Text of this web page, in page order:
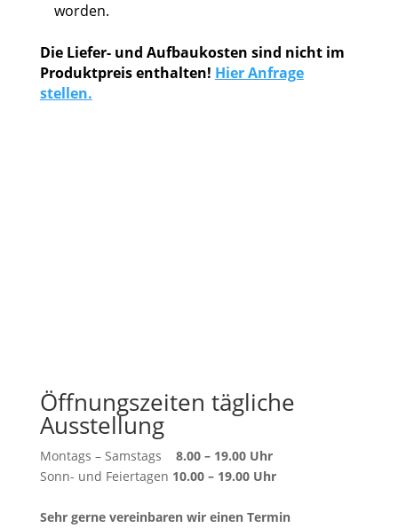
worden.
Die Liefer- und Aufbaukosten sind nicht im
Produktpreis enthalten! Hier Anfrage
stellen.
Öffnungszeiten tägliche
Ausstellung
Montags – Samstags 8.00 – 19.00 Uhr
Sonn- und Feiertagen 10.00 – 19.00 Uhr
Sehr gerne vereinbaren wir einen Termin